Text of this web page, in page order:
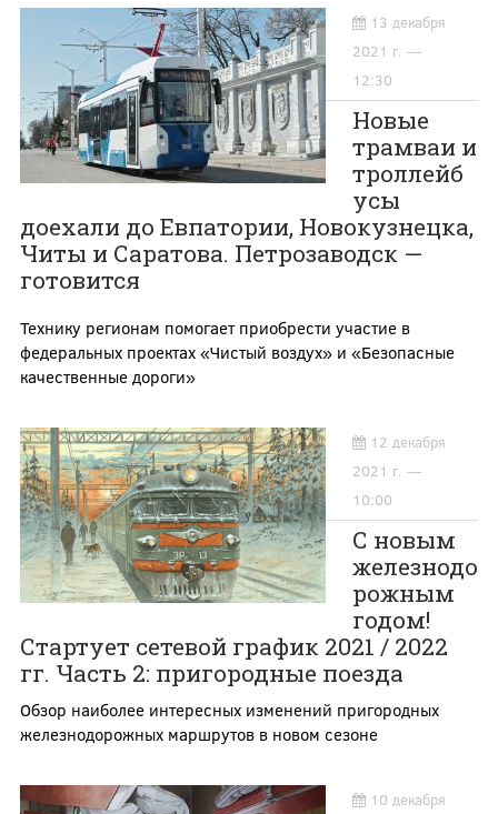
13 декабря
2021 г. —
12:30
Новые
трамваи и
троллейб
усы
доехали до Евпатории, Новокузнецка,
Читы и Саратова. Петрозаводск —
готовится
Технику регионам помогает приобрести участие в
федеральных проектах «Чистый воздух» и «Безопасные
качественные дороги»
12 декабря
2021 г. —
10:00
С новым
железнодо
рожным
годом!
Стартует сетевой график 2021 / 2022
гг. Часть 2: пригородные поезда
Обзор наиболее интересных изменений пригородных
железнодорожных маршрутов в новом сезоне
10 декабря